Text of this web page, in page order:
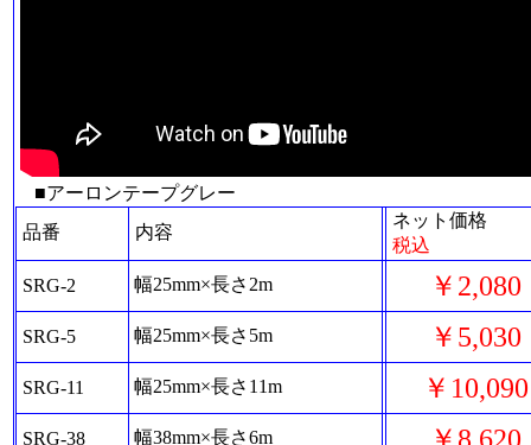
■アーロンテープグレー
品番
内容
ネット価格
税込
SRG-2
幅25mm×長さ2m ￥2,080
SRG-5 幅25mm×長さ5m ￥5,030
SRG-11 幅25mm×長さ11m ￥10,090
SRG-38 幅38mm×長さ6m